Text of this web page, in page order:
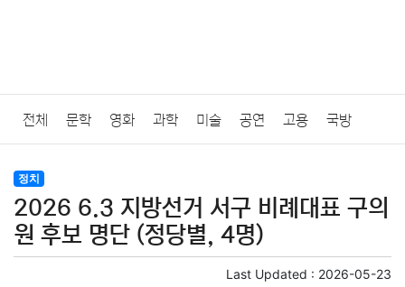
전체 문학 영화 과학 미술 공연 고용 국방
법률
질병 가요 방송 일상 주식 암호화폐 블록체인
미용 증권 인테리어
정치
2026 6.3 지방선거 서구 비례대표 구의
원 후보 명단 (정당별, 4명)
Last Updated : 2026-05-23